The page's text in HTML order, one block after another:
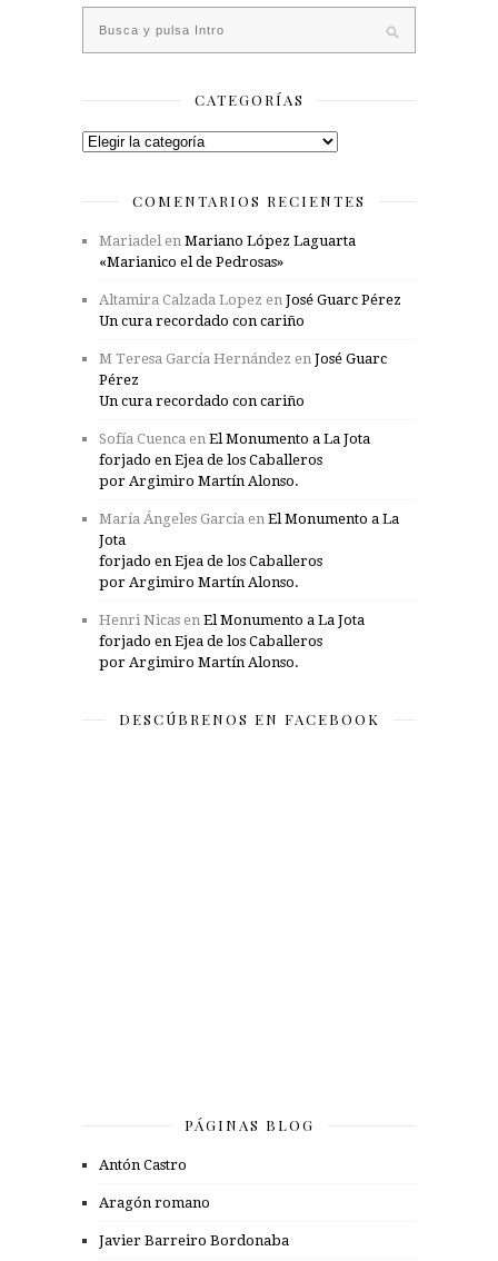
CATEGORÍAS
Categorías
COMENTARIOS RECIENTES
Mariadelen Mariano López Laguarta
«Marianico el de Pedrosas»
Altamira Calzada Lopez en José Guarc Pérez
Un cura recordado con cariño
M Teresa García Hernández en José Guarc
Pérez
Un cura recordado con cariño
Sofía Cuenca en El Monumento a La Jota
forjado en Ejea de los Caballeros
por Argimiro Martín Alonso.
María Ángeles García en El Monumento a La
Jota
forjado en Ejea de los Caballeros
por Argimiro Martín Alonso.
Henri Nicas en El Monumento a La Jota
forjado en Ejea de los Caballeros
por Argimiro Martín Alonso.
DESCÚBRENOS EN FACEBOOK
PÁGINAS BLOG
Antón Castro
Aragón romano
Javier Barreiro Bordonaba